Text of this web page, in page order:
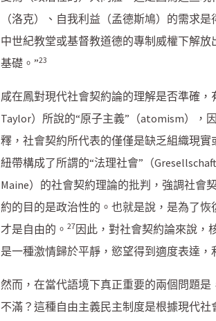
（洛克）、自我利益（孟德斯鳩）的需求
中世紀教堂或基督教道德的專制威權下解
基礎。”23
咸在鳳對現代社會契約論的理解是否準確
Taylor）所說的“原子主義”（atomism），
釋，社會契約所代表的僅僅是缺乏組織現
紐帶構成了所謂的“法理社會”（
Maine）的社會契約理論的批判，強調社會
約的目的是政治性的。也就是說，是為了
才是自由的。 27因此，對社會契約論來說，
是一種激情歸於平靜，慾望得到適度表達，
然而，在當代語境下真正重要的兩個問題
不滿？這種自由主義民主制度是根據現代